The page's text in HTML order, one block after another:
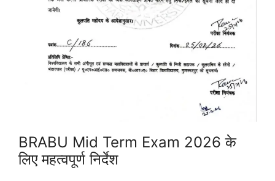
BRABU Mid Term Exam 2026 के
लिए महत्वपूर्ण निर्देश